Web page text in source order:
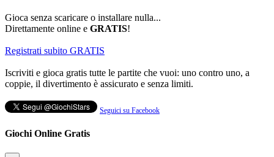
Gioca senza scaricare o installare nulla...
Direttamente online e GRATIS!
Registrati subito GRATIS
Iscriviti e gioca gratis tutte le partite che vuoi: uno contro uno, a
coppie, il divertimento è assicurato e senza limiti.
Seguici su Facebook
Giochi Online Gratis